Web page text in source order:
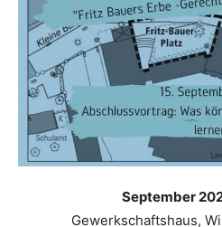
September
Gewerkschaftshaus,